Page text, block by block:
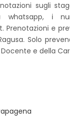
sugli
i
Prenotazioni e
Solo
e della